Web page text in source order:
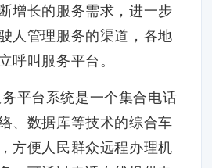
增长的服务需求，进一步
人管理服务的渠道，各地
呼叫服务平台。
平台系统是一个集合电话
、数据库等技术的综合车
方便人民群众远程办理机